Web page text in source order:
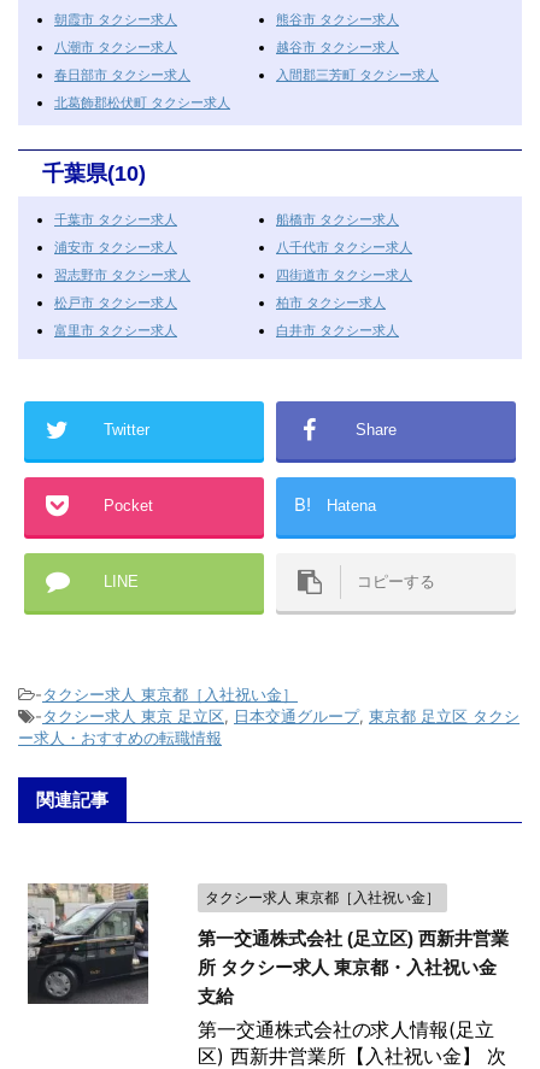
朝霞市 タクシー求人
熊谷市 タクシー求人
八潮市 タクシー求人
越谷市 タクシー求人
春日部市 タクシー求人
入間郡三芳町 タクシー求人
北葛飾郡松伏町 タクシー求人
千葉県(10)
千葉市 タクシー求人
船橋市 タクシー求人
浦安市 タクシー求人
八千代市 タクシー求人
習志野市 タクシー求人
四街道市 タクシー求人
松戸市 タクシー求人
柏市 タクシー求人
富里市 タクシー求人
白井市 タクシー求人
Twitter Share
Pocket B! Hatena
LINE コピーする
-タクシー求人 東京都［入社祝い金］
-タクシー求人 東京 足立区, 日本交通グループ, 東京都 足立区 タクシ
ー求人・おすすめの転職情報
関連記事
タクシー求人 東京都［入社祝い金］
第一交通株式会社 (足立区) 西新井営業
所 タクシー求人 東京都・入社祝い金
支給
第一交通株式会社の求人情報(足立
区) 西新井営業所【入社祝い金】 次